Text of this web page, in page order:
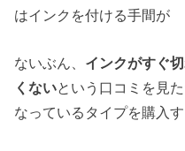
はインクを付ける手間が
ないぶん、 インクがすぐ
くないという口コミを見
なっているタイプを購入